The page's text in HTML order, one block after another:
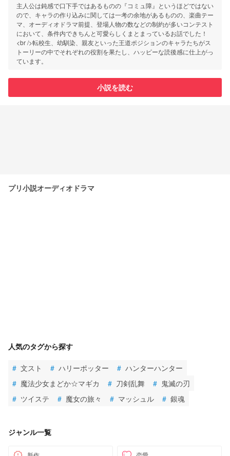
主人公は鈍感で口下手ではあるものの『コミュ障』というほどではない
ので、キャラの作り込みに関しては一考の余地があるものの、楽曲テー
マ、オーディオドラマ前提、登場人物の数などの制約が多いコンテスト
において、条件内できちんと可愛らしくまとまっているお話でした！
<br />転校生、幼馴染、親友といった王道ポジションのキャラたちがス
トーリーの中でそれぞれの役割を果たし、ハッピーな読後感に仕上がっ
ています。
小説を読む
プリ小説オーディオドラマ
人気のタグから探す
# 文スト # ハリーポッター # ハンターハンター
# 魔法少女まどか☆マギカ # 刀剣乱舞 # 鬼滅の刃
# ツイステ # 魔女の旅々 # マッシュル # 銀魂
ジャンル一覧